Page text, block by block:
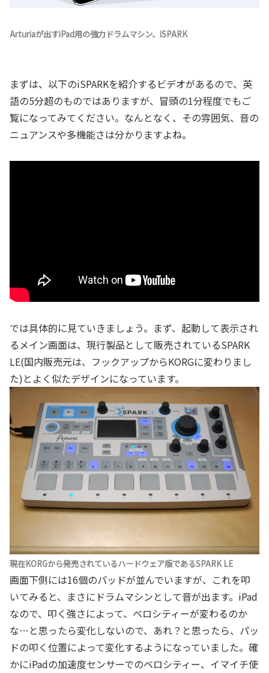
Arturiaが出すiPad用の強力ドラムマシン、iSPARK
まずは、以下のiSPARKを紹介するビデオがあるので、英
語の5分超のものではありますが、冒頭の1分程度でもご
覧になってみてください。なんとなく、その雰囲気、音の
ニュアンスや多機能さは分かりますよね。
では具体的に見ていきましょう。まず、起動して表示され
るメイン画面は、現行製品として販売されているSPARK
LE(国内販売元は、フックアップからKORGに変わりまし
た)とよく似たデザインになっています。
現在KORGから発売されているハードウェア版であるSPARK LE
画面下側には16個のパッドが並んでいますが、これを叩
いてみると、まさにドラムマシンとして音が出ます。iPad
なので、叩く強さによって、ベロシティーが変わるのか
な…と思ったら変化しないので、あれ？と思ったら、パッ
ドの叩く位置によって変化するようになっていました。確
かにiPadの加速度センサーでのベロシティー、イマイチ使